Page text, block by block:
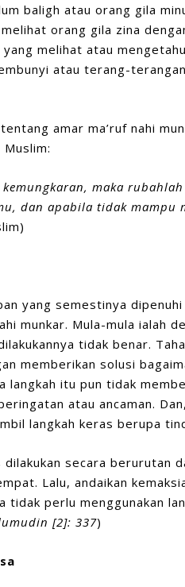
baligh atau orang gila
orang gila zina
melihat atau
atau terang-
amar ma’ruf nahi
maka
dan apabila tidak mampu
yang semestinya
munkar. Mula-mula ialah
tidak benar.
memberikan solusi
langkah itu pun tidak
atau ancaman.
langkah keras berupa
secara berurutan
Lalu, andaikan
tidak perlu menggunakan
[2]: 337)